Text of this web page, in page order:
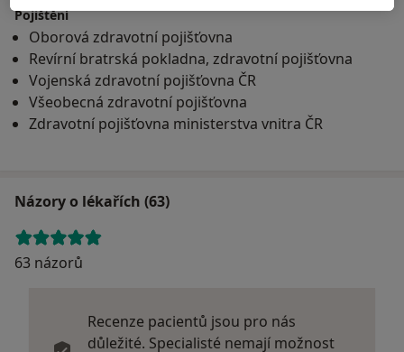
Pojištění
Oborová zdravotní pojišťovna
Revírní bratrská pokladna, zdravotní pojišťovna
Vojenská zdravotní pojišťovna ČR
Všeobecná zdravotní pojišťovna
Zdravotní pojišťovna ministerstva vnitra ČR
Názory o lékařích (63)
63 názorů
Recenze pacientů jsou pro nás
důležité. Specialisté nemají možnost